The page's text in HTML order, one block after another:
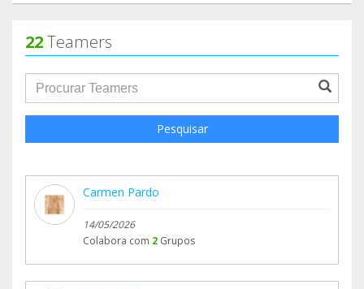
22Teamers
groupProfile.searchForm.search.text???
Pesquisar
Carmen Pardo
14/05/2026
Colabora com 2 Grupos